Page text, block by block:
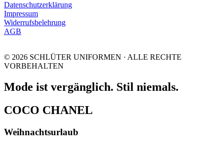
Datenschutzerklärung
Impressum
Widerrufsbelehrung
AGB
© 2026 SCHLÜTER UNIFORMEN · ALLE RECHTE
VORBEHALTEN
Mode ist vergänglich. Stil niemals.
COCO CHANEL
Weihnachtsurlaub